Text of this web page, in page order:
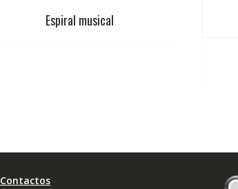
Espiral musical
Contactos